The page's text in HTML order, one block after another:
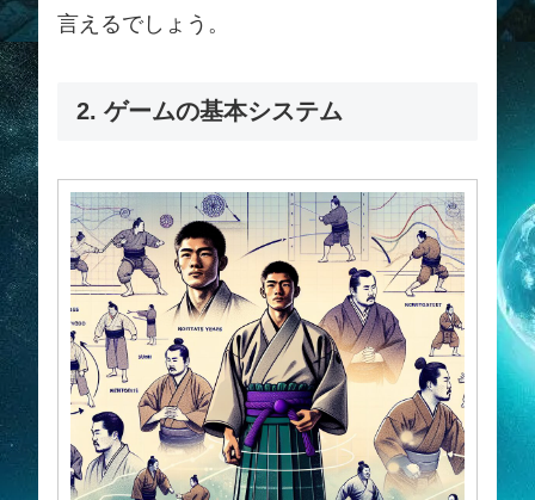
言えるでしょう。
2. ゲームの基本システム